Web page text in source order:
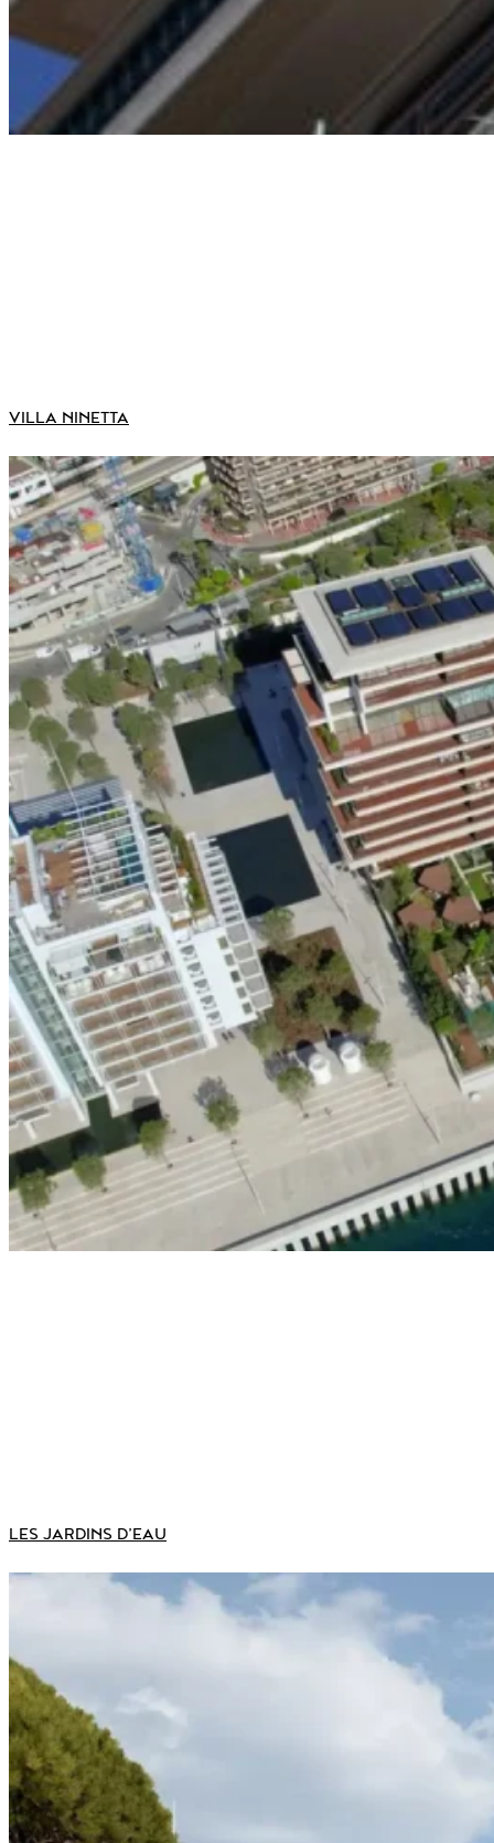
VILLA NINETTA
LES JARDINS D’EAU